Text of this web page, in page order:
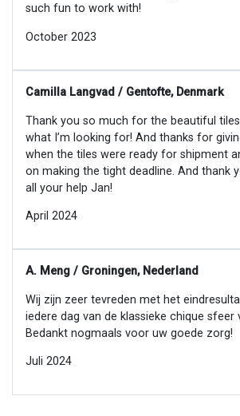
such fun to work with!
October 2023
Camilla Langvad / Gentofte, Denmark
Thank you so much for the beautiful
what I’m looking for! And thanks for
when the tiles were ready for shipment
on making the tight deadline. And thank
all your help Jan!
April 2024
A. Meng / Groningen, Nederland
Wij zijn zeer tevreden met het
iedere dag van de klassieke chique sfeer
Bedankt nogmaals voor uw goede zorg!
Juli 2024